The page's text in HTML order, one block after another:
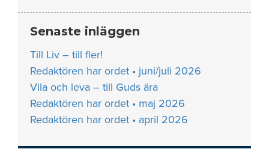
Senaste inläggen
Till Liv – till fler!
Redaktören har ordet • juni/juli 2026
Vila och leva – till Guds ära
Redaktören har ordet • maj 2026
Redaktören har ordet • april 2026